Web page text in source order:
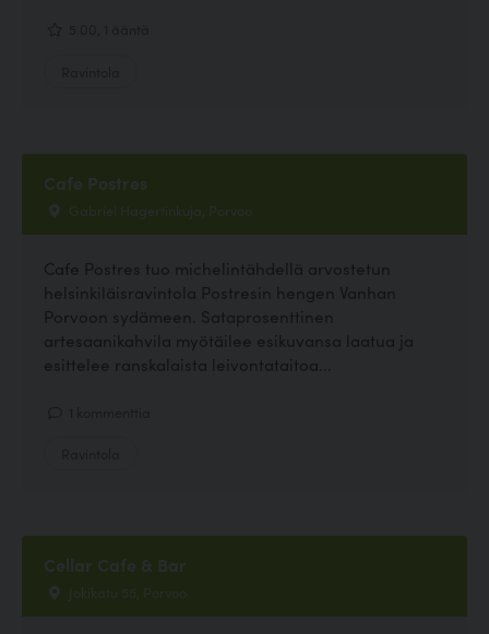
Cafe Postres
Gabriel Hagertinkuja, Porvoo
Cafe Postres tuo michelintähdellä arvostetun
helsinkiläisravintola Postresin hengen Vanhan
Porvoon sydämeen. Sataprosenttinen
artesaanikahvila myötäilee esikuvansa laatua ja
esittelee ranskalaista leivontataitoa...
Cellar Cafe & Bar
Jokikatu 55, Porvoo